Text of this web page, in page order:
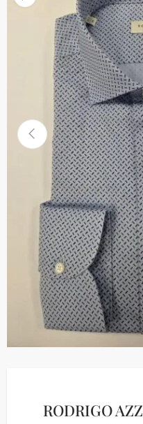
RODRIGO